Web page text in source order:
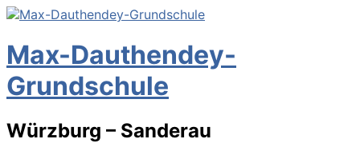
Max-Dauthendey-
Grundschule
Würzburg – Sanderau